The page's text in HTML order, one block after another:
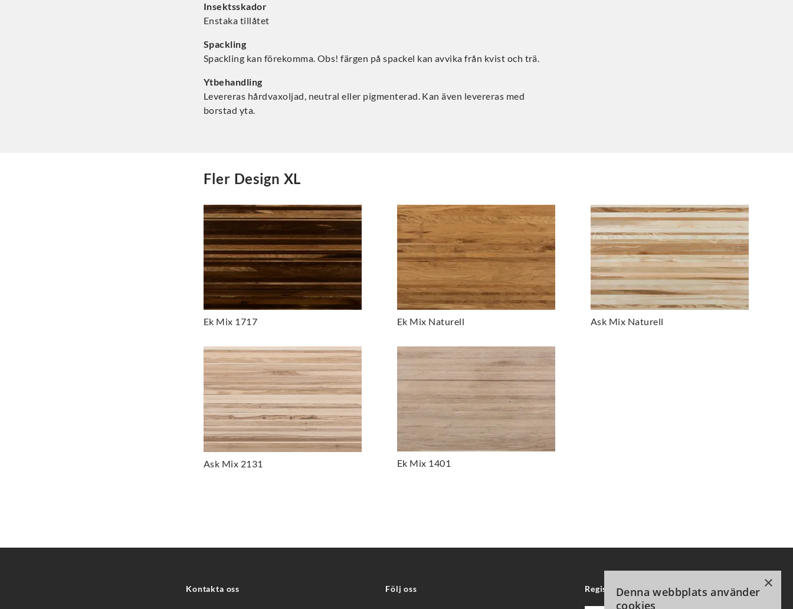
Insektsskador
Enstaka tillåtet
Spackling
Spackling kan förekomma. Obs! färgen på spackel kan avvika från kvist och trä.
Ytbehandling
Levereras hårdvaxoljad, neutral eller pigmenterad. Kan även levereras med
borstad yta.
Fler Design XL
Ek Mix 1717 Ek Mix Naturell Ask Mix Naturell
Ask Mix 2131 Ek Mix 1401
Kontakta oss Följ oss Registrera för vårt nyhetsbrev ×
Denna webbplats använder
cookies